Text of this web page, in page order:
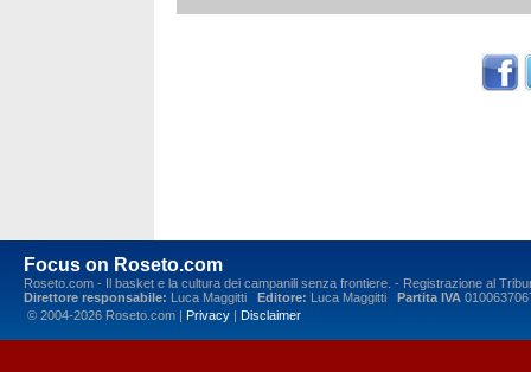
Focus on Roseto.com
Roseto.com - Il basket e la cultura dei campanili senza frontiere. - Registrazione al
Direttore responsabile: Luca Maggitti Editore: Luca Maggitti Partita IVA
© 2004-2026 Roseto.com | Privacy | Disclaimer